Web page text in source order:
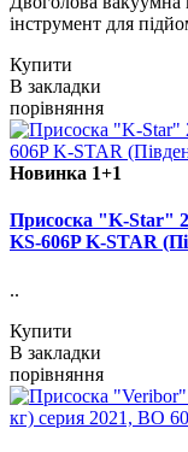
інструмент для
Купити
В закладки
порівняння
Новинка 1+1
Присоска "K-Star"
KS-606P K-STAR
..
Купити
В закладки
порівняння